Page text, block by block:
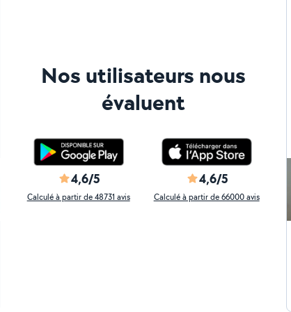
Nos utilisateurs nous
évaluent
4,6/5
Calculé à partir de 48731 avis
4,6/5
Calculé à partir de 66000 avis